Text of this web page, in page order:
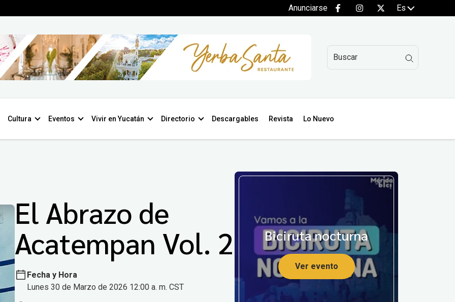
Anunciarse Es
Cultura Eventos Vivir en Yucatán Directorio Descargables Revista Lo Nuevo
El Abrazo de
Acatempan Vol. 2
Fecha y Hora
Lunes 30 de Marzo de 2026 12:00 a. m. CST
Biciruta nocturna
Ver evento